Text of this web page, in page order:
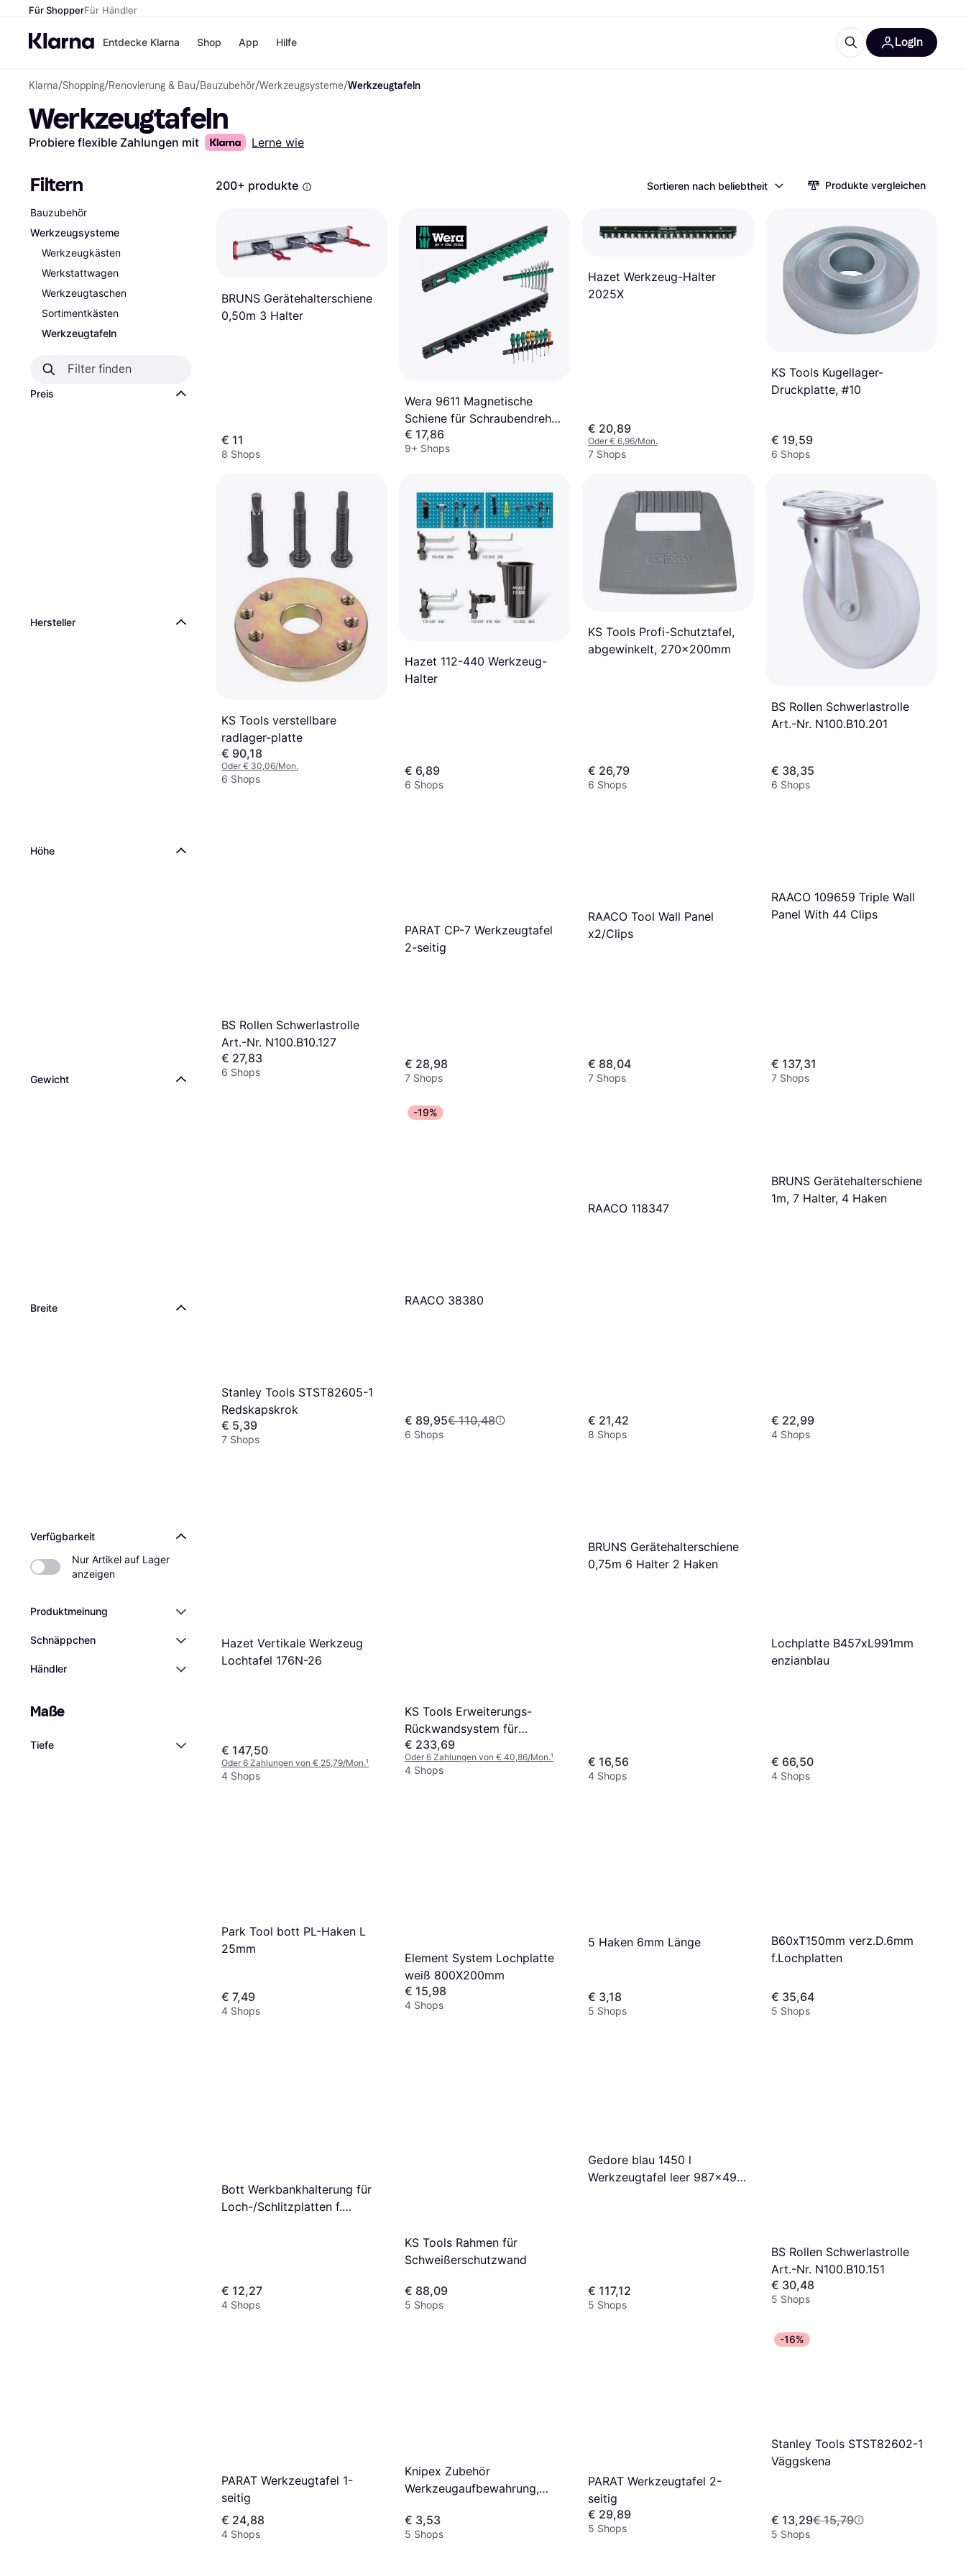
Für ShopperFür Händler
Entdecke Klarna
Zahlungsmethoden
Zahlungsmethoden
Sofort bezahlen
Bezahle in 3
Teilzahlungen
Tagen
Ratenzahlung
Shopping und Cashback
Shop
Shops
Temu
Kaufland.at
Shoppe und vergleiche Preise
App Hilfe Login
Klarna/Shopping/Renovierung & Bau/Bauzubehör/Werkzeugsysteme/Werkzeugtafeln
Werkzeugtafeln
Probiere flexible Zahlungen mit Lerne wie
Filtern
Bauzubehör
Werkzeugsysteme
Werkzeugkästen
Werkstattwagen
Werkzeugtaschen
Sortimentkästen
Werkzeugtafeln
Preis
Hersteller
Höhe
Gewicht
Breite
Verfügbarkeit
Nur Artikel auf Lager
anzeigen
Produktmeinung
Schnäppchen
Händler
Maße
Tiefe
200+ produkte Sortieren nach beliebtheit Produkte vergleichen
BRUNS Gerätehalterschiene
0,50m 3 Halter
€ 11
8 Shops
Wera 9611 Magnetische
Schiene für Schraubendreher
400 mm x 30 mm
€ 17,86
9+ Shops
Hazet Werkzeug-Halter
2025X
€ 20,89
Oder € 6,96/Mon.
7 Shops
KS Tools Kugellager-
Druckplatte, #10
€ 19,59
6 Shops
KS Tools verstellbare
radlager-platte
€ 90,18
Oder € 30,06/Mon.
6 Shops
Hazet 112-440 Werkzeug-
Halter
€ 6,89
6 Shops
KS Tools Profi-Schutztafel,
abgewinkelt, 270x200mm
€ 26,79
6 Shops
BS Rollen Schwerlastrolle
Art.-Nr. N100.B10.201
€ 38,35
6 Shops
BS Rollen Schwerlastrolle
Art.-Nr. N100.B10.127
€ 27,83
6 Shops
PARAT CP-7 Werkzeugtafel
2-seitig
€ 28,98
7 Shops
RAACO Tool Wall Panel
x2/Clips
€ 88,04
7 Shops
RAACO 109659 Triple Wall
Panel With 44 Clips
€ 137,31
7 Shops
Stanley Tools STST82605-1
Redskapskrok
€ 5,39
7 Shops
-19%
RAACO 38380
€ 89,95€ 110,48
6 Shops
RAACO 118347
€ 21,42
8 Shops
BRUNS Gerätehalterschiene
1m, 7 Halter, 4 Haken
€ 22,99
4 Shops
Hazet Vertikale Werkzeug
Lochtafel 176N-26
€ 147,50
Oder 6 Zahlungen von € 25,79/Mon.¹
4 Shops
KS Tools Erweiterungs-
Rückwandsystem für
Werkbänke
€ 233,69
Oder 6 Zahlungen von € 40,86/Mon.¹
4 Shops
BRUNS Gerätehalterschiene
0,75m 6 Halter 2 Haken
€ 16,56
4 Shops
Lochplatte B457xL991mm
enzianblau
€ 66,50
4 Shops
Park Tool bott PL-Haken L
25mm
€ 7,49
4 Shops
Element System Lochplatte
weiß 800X200mm
€ 15,98
4 Shops
5 Haken 6mm Länge
€ 3,18
5 Shops
B60xT150mm verz.D.6mm
f.Lochplatten
€ 35,64
5 Shops
Bott Werkbankhalterung für
Loch-/Schlitzplatten f.
€ 12,27
4 Shops
KS Tools Rahmen für
Schweißerschutzwand
€ 88,09
5 Shops
Gedore blau 1450 l
Werkzeugtafel leer 987x493
€ 117,12
5 Shops
BS Rollen Schwerlastrolle
Art.-Nr. N100.B10.151
€ 30,48
5 Shops
PARAT Werkzeugtafel 1-
seitig
€ 24,88
4 Shops
Knipex Zubehör
Werkzeugaufbewahrung,
Werkzeugkarte
€ 3,53
5 Shops
PARAT Werkzeugtafel 2-
seitig
€ 29,89
5 Shops
-16%
Stanley Tools STST82602-1
Väggskena
€ 13,29€ 15,79
5 Shops